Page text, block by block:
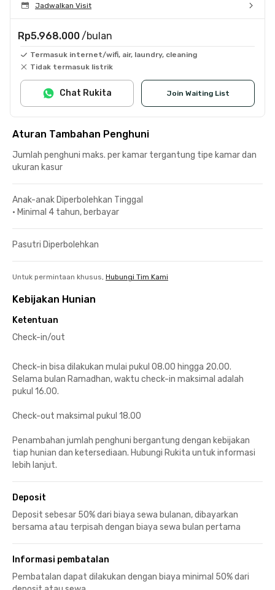
Jadwalkan Visit
Rp5.968.000 /bulan
Termasuk internet/wifi, air, laundry, cleaning
Tidak termasuk listrik
Join Waiting List
Chat Rukita
Aturan Tambahan Penghuni
Jumlah penghuni maks. per kamar tergantung tipe kamar dan
ukuran kasur
Anak-anak Diperbolehkan Tinggal
• Minimal 4 tahun, berbayar
Pasutri Diperbolehkan
Untuk permintaan khusus, Hubungi Tim Kami
Kebijakan Hunian
Ketentuan
Check-in/out
Check-in bisa dilakukan mulai pukul 08.00 hingga 20.00.
Selama bulan Ramadhan, waktu check-in maksimal adalah
pukul 16.00.
Check-out maksimal pukul 18.00
Penambahan jumlah penghuni bergantung dengan kebijakan
tiap hunian dan ketersediaan. Hubungi Rukita untuk informasi
lebih lanjut.
Deposit
Deposit sebesar 50% dari biaya sewa bulanan, dibayarkan
bersama atau terpisah dengan biaya sewa bulan pertama
Informasi pembatalan
Pembatalan dapat dilakukan dengan biaya minimal 50% dari